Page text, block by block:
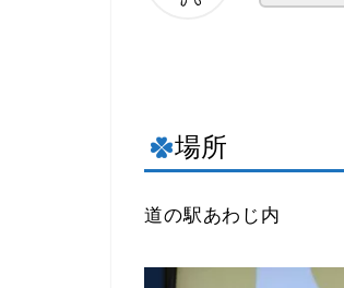
場所
道の駅あわじ内